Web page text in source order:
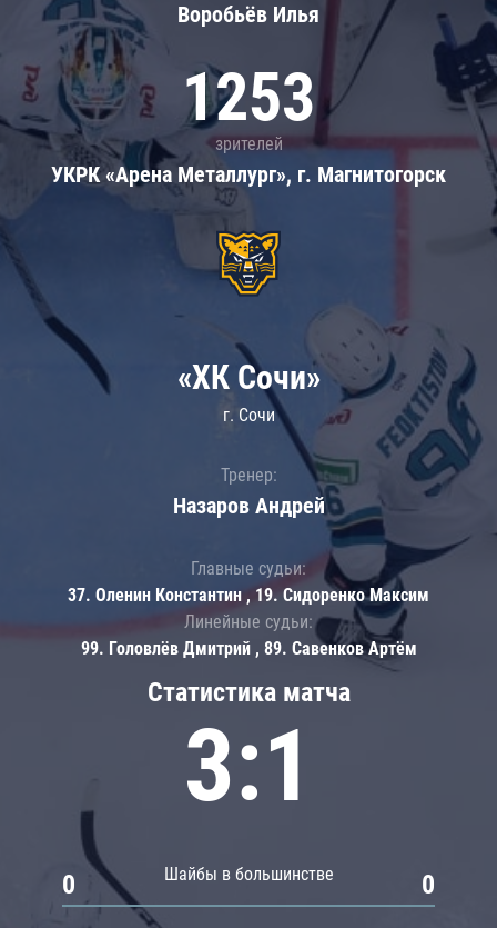
Воробьёв Илья
1253
зрителей
УКРК «Арена Металлург», г. Магнитогорск
Статистика матча
3:1
Шайбы в большинстве
0 0
«ХК Сочи»
г. Сочи
Тренер:
Назаров Андрей
Главные судьи:
37. Оленин Константин , 19. Сидоренко Максим
Линейные судьи:
99. Головлёв Дмитрий , 89. Савенков Артём